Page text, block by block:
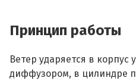
Принцип работы
Ветер ударяется в корпус
диффузором, в цилиндре